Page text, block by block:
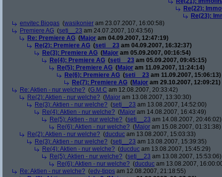
Re(22):
Re(23):
envitec Biogas (wasikonier am 23.07.2007, 16:00:58)
Premiere AG (seti__23 am 24.07.2007, 10:43:56)
Re: Premiere AG (Major am 04.09.2007, 12:47:19)
Re(2): Premiere AG (seti__23 am 04.09.2007, 16:32:37)
Re(3): Premiere AG (Major am 05.09.2007, 00:16:54)
Re(4): Premiere AG (seti__23 am 05.09.2007, 09:45:15)
Re(5): Premiere AG (Major am 11.09.2007, 11:24:14)
Re(6): Premiere AG (seti__23 am 11.09.2007, 15:06:13)
Re(7): Premiere AG (Major am 29.10.2007, 12:09:21)
Re: Aktien - nur welche? (G.M.C am 12.08.2007, 20:33:42)
Re(2): Aktien - nur welche? (Major am 13.08.2007, 13:30:30)
Re(3): Aktien - nur welche? (seti__23 am 13.08.2007, 14:52:00)
Re(4): Aktien - nur welche? (Major am 14.08.2007, 16:43:49)
Re(5): Aktien - nur welche? (seti__23 am 14.08.2007, 20:46:02)
Re(6): Aktien - nur welche? (Major am 15.08.2007, 01:31:38)
Re(2): Aktien - nur welche? (ducduc am 13.08.2007, 15:03:33)
Re(3): Aktien - nur welche? (seti__23 am 13.08.2007, 15:39:35)
Re(4): Aktien - nur welche? (ducduc am 13.08.2007, 15:45:29)
Re(5): Aktien - nur welche? (seti__23 am 13.08.2007, 15:53:06)
Re(6): Aktien - nur welche? (ducduc am 13.08.2007,
Re: Aktien - nur welche? (edv-tipps am 12.08.2007, 21:18:55)